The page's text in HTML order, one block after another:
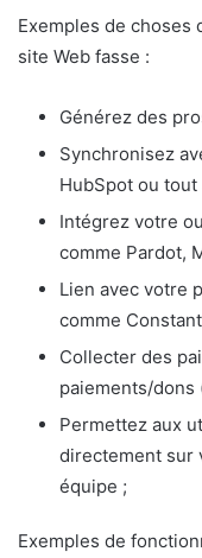
Exemples de
site Web fasse :
Générez des
Synchronisez
HubSpot ou
Intégrez votre
comme Pardot,
Lien avec votre
comme
Collecter des
paiements/dons
Permettez aux
directement sur
équipe ;
Exemples de